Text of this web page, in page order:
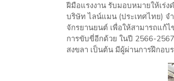
ฝีมือแรงงาน รับมอบหมายให้เร่
บริษัท ไลน์แมน (ประเทศไทย) จ
จักรยานยนต์ เพื่อให้สามารถแก้
การขับขี่อีกด้วย ในปี 2566-
สงขลา เป็นต้น มีผู้ผ่านการฝึกอบ